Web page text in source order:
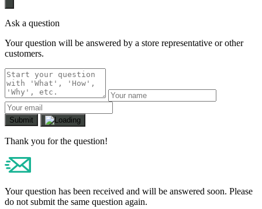
Ask a question
Your question will be answered by a store representative or other
customers.
Submit
Thank you for the question!
Your question has been received and will be answered soon. Please
do not submit the same question again.